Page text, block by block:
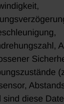
sind diese